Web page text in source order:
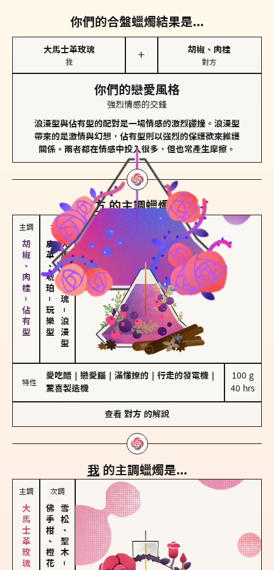
你們的合盤蠟燭結果是...
大馬士革玫瑰
我
＋
胡椒、肉桂
對方
你們的戀愛風格
強烈情感的交鋒
浪漫型與佔有型的配對是一場情感的激烈碰撞。浪漫型
帶來的是激情與幻想，佔有型則以強烈的保護欲來維護
關係。兩者都在情感中投入很多，但也常產生摩擦。
對方的主調蠟燭是...
主調
胡椒、肉桂－佔有型
次調
皮革、琥珀
－
玩樂型
大馬士革玫瑰
－
浪漫型
特性
愛吃醋 戀愛腦 滿懂撩的 行走的發電機
驚喜製造機
100 g
40 hrs
查看 對方 的解說
我 的主調蠟燭是...
主調 次調
佛手柑、橙花雪松、聖木
－